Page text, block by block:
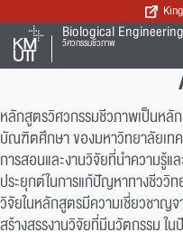
Biological Engineering
วิศวกรรมชีวภาพ
หลักสูตรวิศวกรรมชีวภาพเป็นห
บัณฑิตศึกษา ของมหาวิทยาลัยเทค
การสอนและงานวิจัยที่นำความรู้แ
ประยุกต์ในการแก้ปัญหาทางชีววิ
วิจัยในหลักสูตรมีความเชี่ยวชาญ
สร้างสรรงานวิจัยที่มีนวัตกรรม ใ